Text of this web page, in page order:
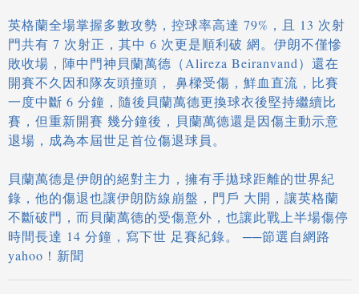
英格蘭全場掌握多數攻勢，控球率高達 79%，且 13 次射
門共有 7 次射正，其中 6 次更是順利破 網。伊朗不僅慘
敗收場，陣中門神貝蘭萬德（Alireza Beiranvand）還在
開賽不久因和隊友頭撞頭， 鼻樑受傷，鮮血直流，比賽
一度中斷 6 分鐘，隨後貝蘭萬德更換球衣後堅持繼續比
賽，但重新開賽 幾分鐘後，貝蘭萬德還是因傷主動示意
退場，成為本屆世足首位傷退球員。
貝蘭萬德是伊朗的絕對主力，擁有手拋球距離的世界紀
錄，他的傷退也讓伊朗防線崩盤，門戶 大開，讓英格蘭
不斷破門，而貝蘭萬德的受傷意外，也讓此戰上半場傷停
時間長達 14 分鐘，寫下世 足賽紀錄。 ──節選自網路
yahoo！新聞